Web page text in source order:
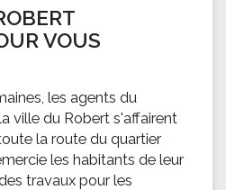
VOUS
les agents du
ville du Robert s'affairent
la route du quartier
les habitants de leur
travaux pour les